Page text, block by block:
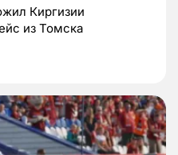
Киргизии
из Томска